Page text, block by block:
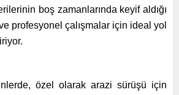
boş zamanlarında keyif aldığı
profesyonel çalışmalar için ideal yol
özel olarak arazi sürüşü için